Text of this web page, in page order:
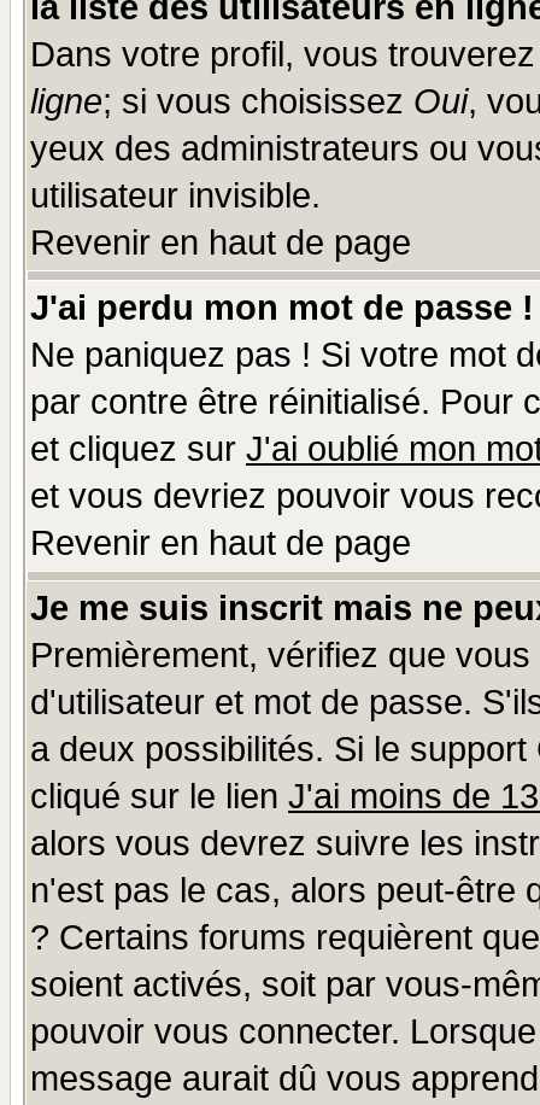
Dans votre profil, vous
ligne; si vous choisissez Oui,
yeux des administrateurs ou
utilisateur invisible.
Revenir en haut de page
J'ai perdu mon mot de passe !
Ne paniquez pas ! Si votre mot
par contre être réinitialisé. Pour
et cliquez sur J'ai oublié mon
et vous devriez pouvoir vous
Revenir en haut de page
Je me suis inscrit mais ne
Premièrement, vérifiez que
d'utilisateur et mot de passe.
a deux possibilités. Si le
cliqué sur le lien J'ai moins de
alors vous devrez suivre les
n'est pas le cas, alors peut-être
? Certains forums requièrent
soient activés, soit par vous-
pouvoir vous connecter.
message aurait dû vous